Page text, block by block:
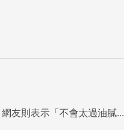
友則表示「不會太過油膩...